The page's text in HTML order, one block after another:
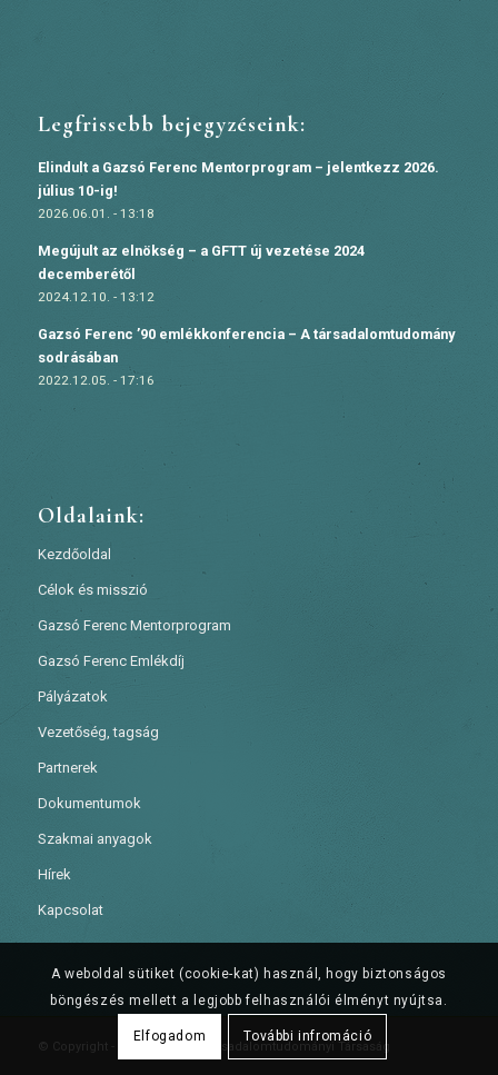
Legfrissebb bejegyzéseink:
Elindult a Gazsó Ferenc Mentorprogram – jelentkezz 2026.
július 10-ig!
2026.06.01. - 13:18
Megújult az elnökség – a GFTT új vezetése 2024
decemberétől
2024.12.10. - 13:12
Gazsó Ferenc ’90 emlékkonferencia – A társadalomtudomány
sodrásában
2022.12.05. - 17:16
Oldalaink:
Kezdőoldal
Célok és misszió
Gazsó Ferenc Mentorprogram
Gazsó Ferenc Emlékdíj
Pályázatok
Vezetőség, tagság
Partnerek
Dokumentumok
Szakmai anyagok
Hírek
Kapcsolat
© Copyright - Gazsó Ferenc Társadalomtudományi Társaság
A weboldal sütiket (cookie-kat) használ, hogy biztonságos
böngészés mellett a legjobb felhasználói élményt nyújtsa.
Elfogadom További infromáció